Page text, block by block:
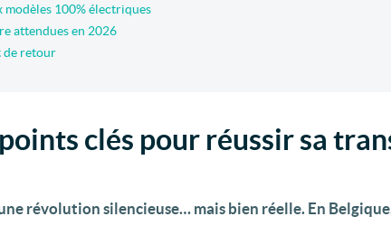
100% électriques
attendues en 2026
de retour
clés pour réussir sa
révolution silencieuse… mais bien réelle. En